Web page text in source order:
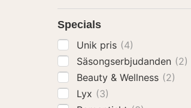
Specials
Unik pris (4)
Säsongserbjudanden (2)
Beauty & Wellness (2)
Lyx (3)